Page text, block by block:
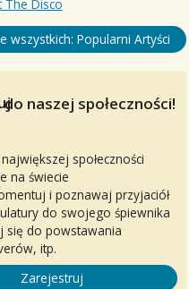
The Disco
wszystkich: Popularni Artyści
do naszej społeczności!
społeczności
na świecie
i poznawaj przyjaciół
do swojego śpiewnika
się do powstawania
itp.
Zarejestruj